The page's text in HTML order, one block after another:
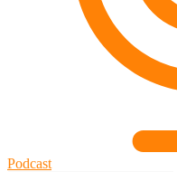
Podcast